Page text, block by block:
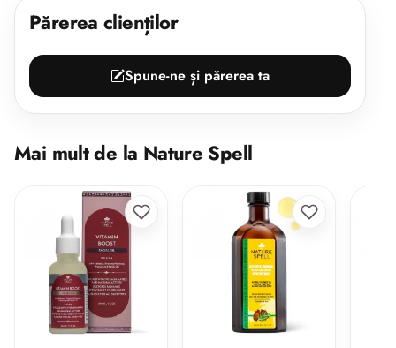
Părerea clienților
Spune-ne și părerea ta
Mai mult de la Nature Spell